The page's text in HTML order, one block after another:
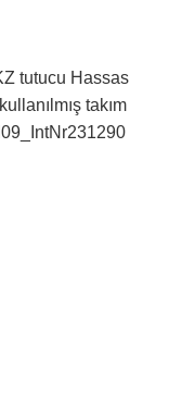
tutucu Hassas
takım